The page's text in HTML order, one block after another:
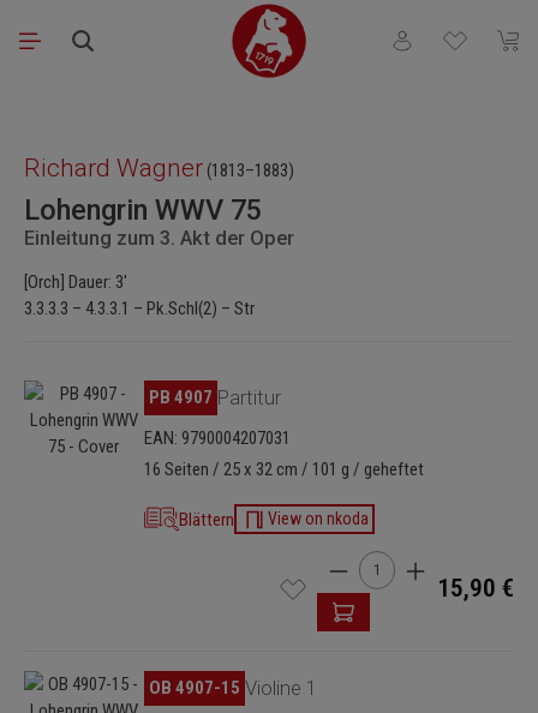
Zum Hauptinhalt springen
Du hast 0
Richard Wagner (1813–1883)
Lohengrin WWV 75
Einleitung zum 3. Akt der Oper
[Orch] Dauer: 3'
3.3.3.3 – 4.3.3.1 – Pk.Schl(2) – Str
Bildergalerie überspringen
PB 4907 Partitur
EAN: 9790004207031
16 Seiten / 25 x 32 cm / 101 g / geheftet
Blättern View on nkoda
Produkt Anzahl: Gib
15,90 €
Bildergalerie überspringen
OB 4907-15 Violine 1